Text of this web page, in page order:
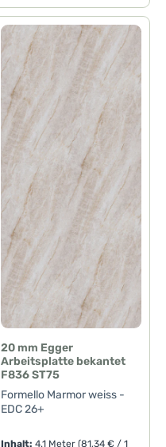
20 mm Egger
Arbeitsplatte bekantet
F836 ST75
Formello Marmor weiss -
EDC 26+
Inhalt:4.1 Meter(81,34 € / 1